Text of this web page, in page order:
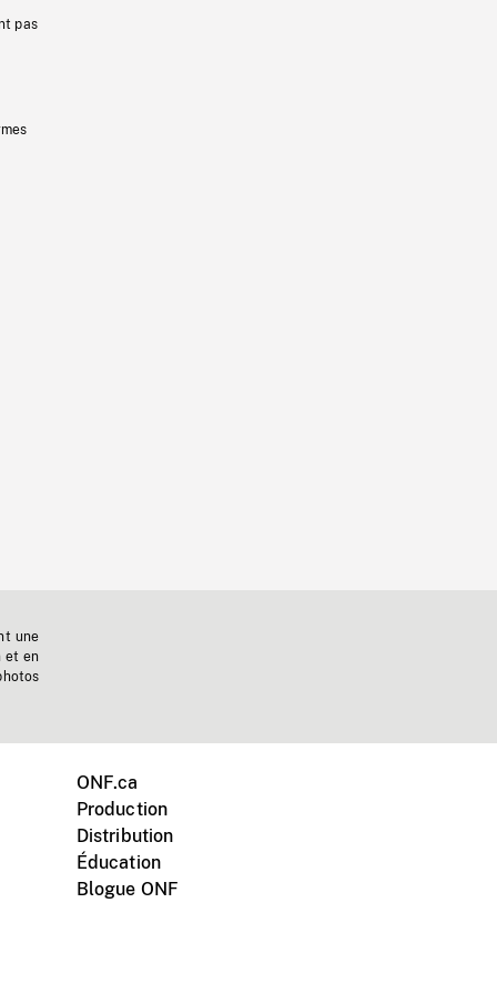
pas
une
et en
ONF.ca
Production
Distribution
Éducation
Blogue ONF